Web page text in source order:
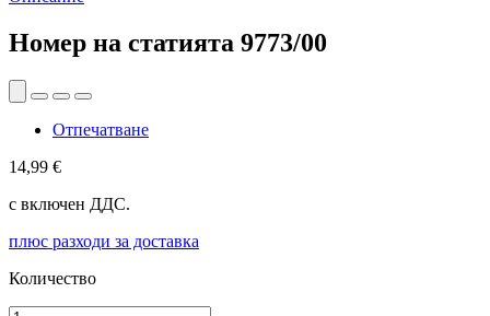
Номер на статията 9773/00
Отпечатване
14,99 €
с включен ДДС.
плюс разходи за доставка
Количество